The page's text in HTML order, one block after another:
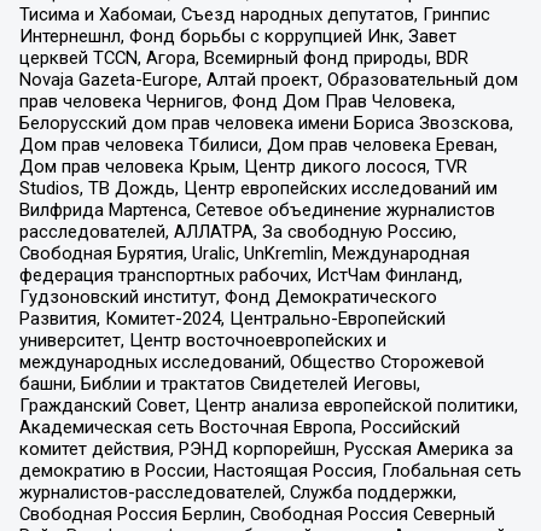
Тисима и Хабомаи, Съезд народных депутатов, Гринпис
Интернешнл, Фонд борьбы с коррупцией Инк, Завет
церквей TCCN, Агора, Всемирный фонд природы, BDR
Novaja Gazeta-Europe, Алтай проект, Образовательный дом
прав человека Чернигов, Фонд Дом Прав Человека,
Белорусский дом прав человека имени Бориса Звозскова,
Дом прав человека Тбилиси, Дом прав человека Ереван,
Дом прав человека Крым, Центр дикого лосося, TVR
Studios, ТВ Дождь, Центр европейских исследований им
Вилфрида Мартенса, Сетевое объединение журналистов
расследователей, АЛЛАТРА, За свободную Россию,
Свободная Бурятия, Uralic, UnKremlin, Международная
федерация транспортных рабочих, ИстЧам Финланд,
Гудзоновский институт, Фонд Демократического
Развития, Комитет-2024, Центрально-Европейский
университет, Центр восточноевропейских и
международных исследований, Общество Сторожевой
башни, Библии и трактатов Свидетелей Иеговы,
Гражданский Совет, Центр анализа европейской политики,
Академическая сеть Восточная Европа, Российский
комитет действия, РЭНД корпорейшн, Русская Америка за
демократию в России, Настоящая Россия, Глобальная сеть
журналистов-расследователей, Служба поддержки,
Свободная Россия Берлин, Свободная Россия Северный